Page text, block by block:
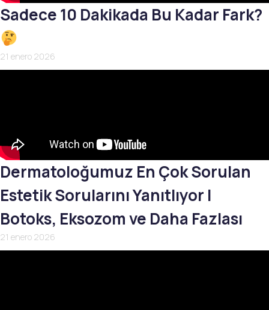
Sadece 10 Dakikada Bu Kadar Fark?
21 enero 2026
Dermatoloğumuz En Çok Sorulan
Estetik Sorularını Yanıtlıyor |
Botoks, Eksozom ve Daha Fazlası
21 enero 2026